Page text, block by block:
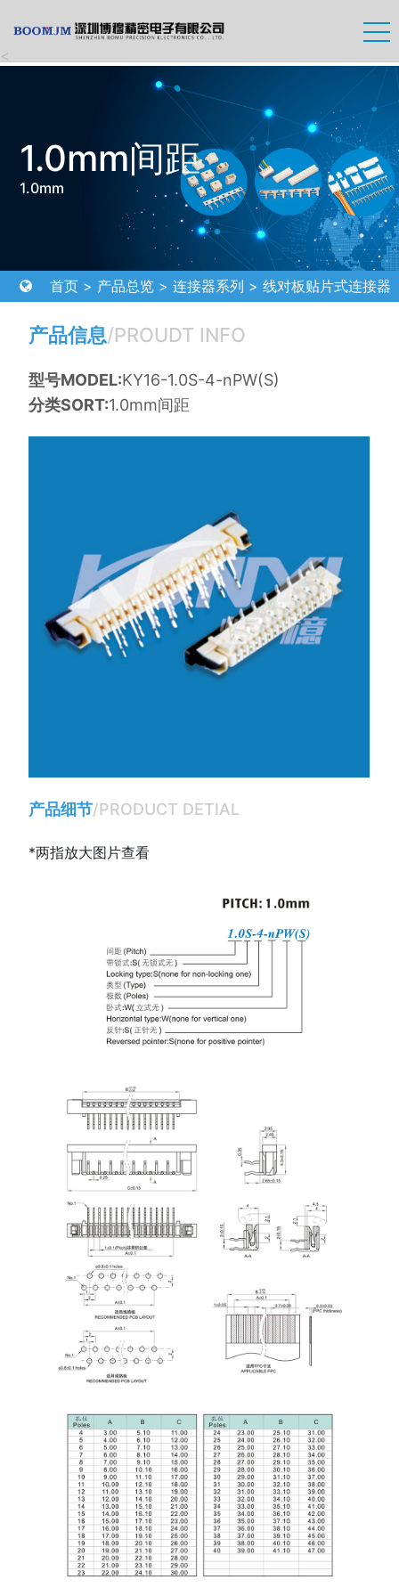
<
1.0mm间距
1.0mm
首页 > 产品总览 >连接器系列 >线对板贴片式连接器
产品信息/PROUDT INFO
型号MODEL:KY16-1.0S-4-nPW(S)
分类SORT:1.0mm间距
产品细节/PRODUCT DETIAL
*两指放大图片查看